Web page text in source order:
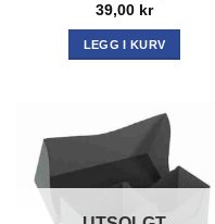
39,00 kr
LEGG I KURV